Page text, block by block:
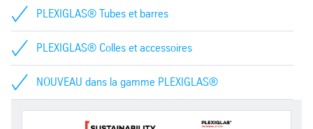
PLEXIGLAS® Tubes et barres
PLEXIGLAS® Colles et accessoires
NOUVEAU dans la gamme PLEXIGLAS®